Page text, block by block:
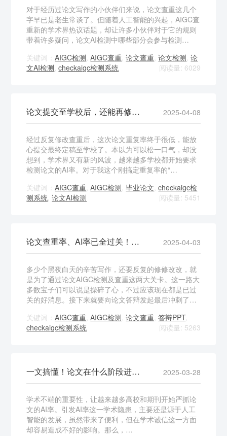
对于经历过论文写作的小伙伴们来说，论文查重这几个
字早已是老生常谈了。但随着人工智能的兴起，AIGC查
重新的学术界热议话题，却让许多小伙伴对于它的规则
带着许多疑问，论文AI检测中哪些部分会参与检测…
关键词：AIGC检测,AIGC查重,论文查重,论文检测,论
文AI检测,checkaigc检测系统 阅读量: 6029
论文提交至学校后，还能再修改吗？ 2025-04-08
经过反复修改查重后，这次论文重复率终于很低，能放
心提交最终定稿至学校了。本以为可以松一口气，却没
想到，学术界又有新的风波，越来越多学校都开始要求
检测论文的AI率。对于我这个刚搞定重复率的“…
关键词：AIGC查重,AIGC检测,毕业论文,checkaigc检
测系统,论文AI检测 阅读量: 5451
论文查重率、AI率已全过关！免费PPT助答辩一臂之力 2025-04-03
多少个黑夜白天的辛苦写作，还要反复的修修改改，就
是为了通过论文AIGC检测及查重这两大关卡。这一路大
多数宝子们可以说是操碎了心，不过应该现在都是已过
关的好消息。接下来就要向论文答辩发起最后冲刺了…
关键词：AIGC查重,AIGC检测,论文查重,答辩PPT,
checkaigc检测系统
阅读量: 5263
一文搞懂！论文在什么阶段进行AIGC查重 2025-03-28
学术不端的重要性，让越来越多高校和期刊开始严抓论
文的AI率。引发AI率这一学术隐患，主要还是源于人工
智能的发展，虽然带来了便利，但在学术诚信这一方面
却容易造成不好的影响。那么，…